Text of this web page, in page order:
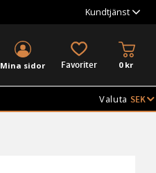
Kundtjänst
Mina sidor FAVORITER 0kr
Valuta